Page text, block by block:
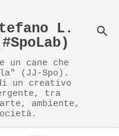
L.
un cane che
(JJ-Spo).
un creativo
tra
ambiente,